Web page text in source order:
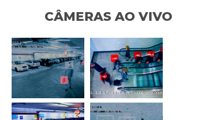
CÂMERAS AO VIVO